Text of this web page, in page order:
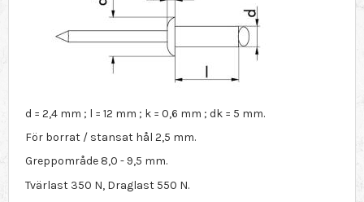
d = 2,4 mm ; l = 12 mm ; k = 0,6 mm ; dk = 5 mm.
För borrat / stansat hål 2,5 mm.
Greppområde 8,0 - 9,5 mm.
Tvärlast 350 N, Draglast 550 N.